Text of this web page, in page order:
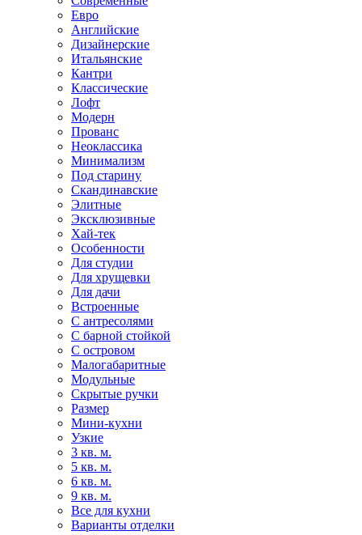
Евро
Английские
Дизайнерские
Итальянские
Кантри
Классические
Лофт
Модерн
Прованс
Неоклассика
Минимализм
Под старину
Скандинавские
Элитные
Эксклюзивные
Хай-тек
Особенности
Для студии
Для хрущевки
Для дачи
Встроенные
С антресолями
С барной стойкой
С островом
Малогабаритные
Модульные
Скрытые ручки
Размер
Мини-кухни
Узкие
3 кв. м.
5 кв. м.
6 кв. м.
9 кв. м.
Все для кухни
Варианты отделки